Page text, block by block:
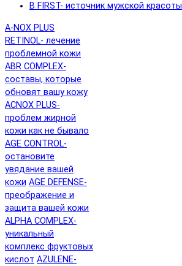
B FIRST- источник мужской красоты
A-NOX PLUS
RETINOL- лечение
проблемной кожи
ABR COMPLEX-
составы, которые
обновят вашу кожу
ACNOX PLUS-
проблем жирной
кожи как не бывало
AGE CONTROL-
остановите
увядание вашей
кожи AGE DEFENSE-
преображение и
защита вашей кожи
ALPHA COMPLEX-
уникальный
комплекс фруктовых
кислот AZULENE-